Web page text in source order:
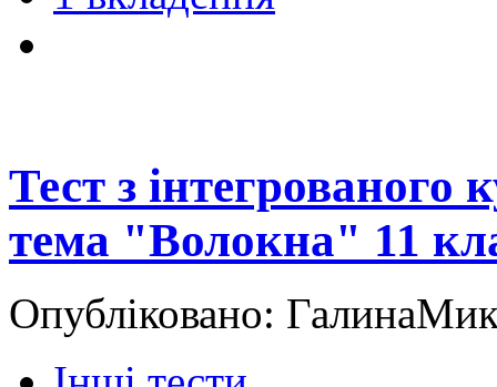
Тест з
тема "Волокна" 11
Опубліковано: